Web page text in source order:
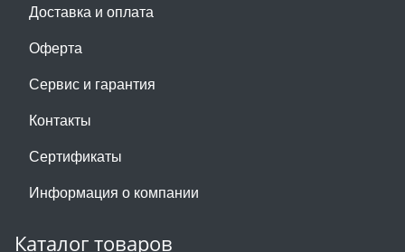
Доставка и оплата
Оферта
Сервис и гарантия
Контакты
Сертификаты
Информация о компании
Каталог товаров